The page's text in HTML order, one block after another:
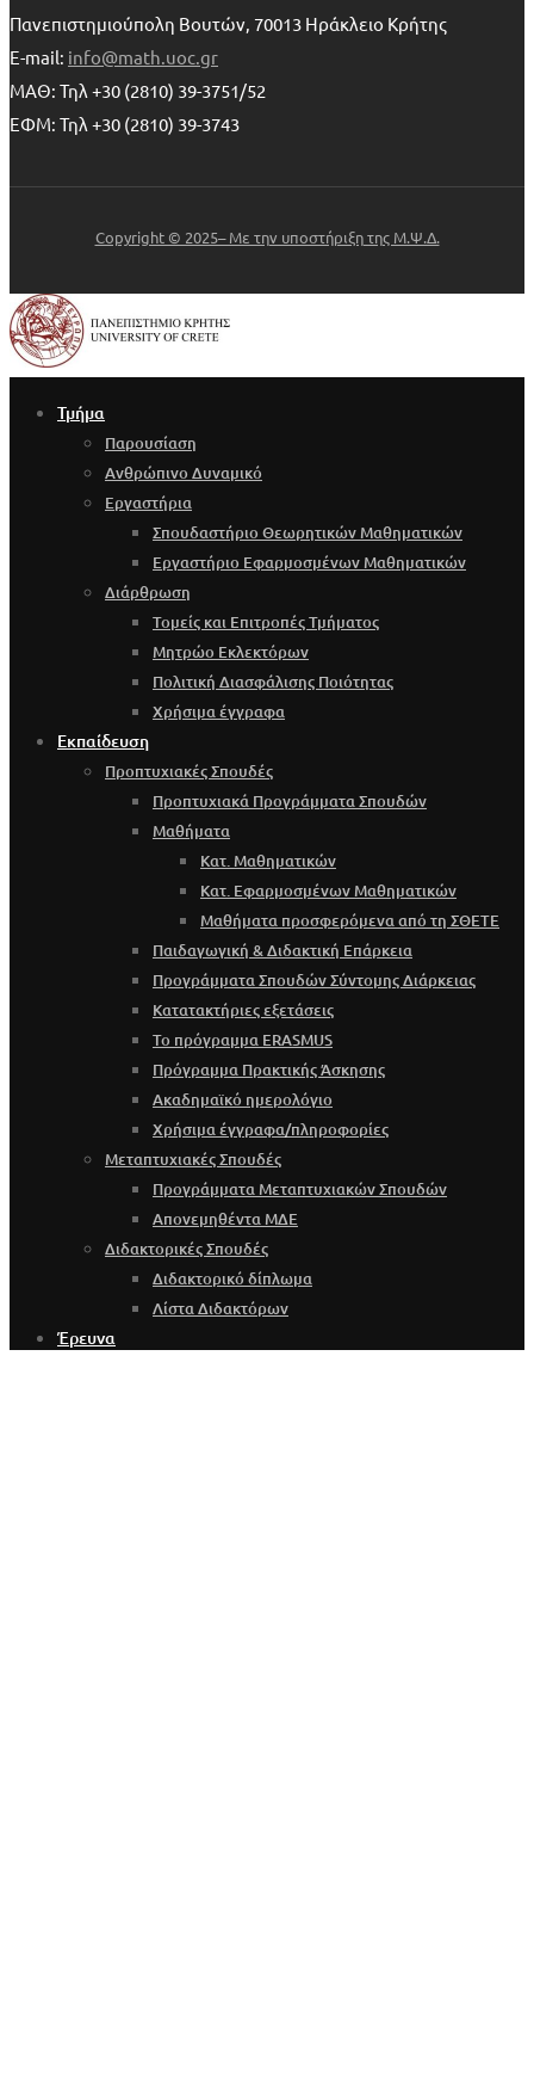
Πανεπιστημιούπολη Βουτών, 70013 Ηράκλειο Κρήτης
E-mail: info@math.uoc.gr
ΜΑΘ: Τηλ +30 (2810) 39-3751/52
ΕΦΜ: Τηλ +30 (2810) 39-3743
Copyright © 2025– Με την υποστήριξη της Μ.Ψ.Δ.
Τμήμα
Παρουσίαση
Ανθρώπινο Δυναμικό
Εργαστήρια
Σπουδαστήριο Θεωρητικών Μαθηματικών
Εργαστήριο Εφαρμοσμένων Μαθηματικών
Διάρθρωση
Τομείς και Επιτροπές Τμήματος
Μητρώο Εκλεκτόρων
Πολιτική Διασφάλισης Ποιότητας
Χρήσιμα έγγραφα
Εκπαίδευση
Προπτυχιακές Σπουδές
Προπτυχιακά Προγράμματα Σπουδών
Μαθήματα
Κατ. Μαθηματικών
Κατ. Εφαρμοσμένων Μαθηματικών
Μαθήματα προσφερόμενα από τη ΣΘΕΤΕ
Παιδαγωγική & Διδακτική Επάρκεια
Προγράμματα Σπουδών Σύντομης Διάρκειας
Κατατακτήριες εξετάσεις
Το πρόγραμμα ERASMUS
Πρόγραμμα Πρακτικής Άσκησης
Ακαδημαϊκό ημερολόγιο
Χρήσιμα έγγραφα/πληροφορίες
Μεταπτυχιακές Σπουδές
Προγράμματα Μεταπτυχιακών Σπουδών
Απονεμηθέντα ΜΔΕ
Διδακτορικές Σπουδές
Διδακτορικό δίπλωμα
Λίστα Διδακτόρων
Έρευνα